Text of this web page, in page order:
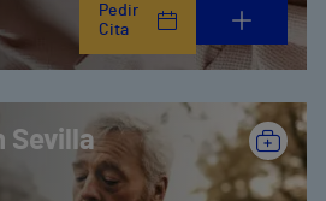
Pedir
Cita
Sevilla